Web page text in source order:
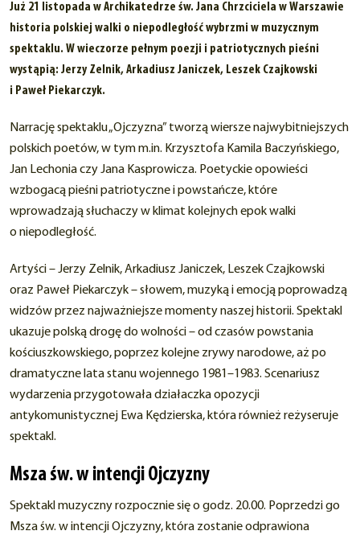
Już 21 listopada w Archikatedrze św. Jana Chrzciciela w Warszawie
historia polskiej walki o niepodległość wybrzmi w muzycznym
spektaklu. W wieczorze pełnym poezji i patriotycznych pieśni
wystąpią: Jerzy Zelnik, Arkadiusz Janiczek, Leszek Czajkowski
i Paweł Piekarczyk.
Narrację spektaklu „Ojczyzna” tworzą wiersze najwybitniejszych
polskich poetów, w tym m.in. Krzysztofa Kamila Baczyńskiego,
Jan Lechonia czy Jana Kasprowicza. Poetyckie opowieści
wzbogacą pieśni patriotyczne i powstańcze, które
wprowadzają słuchaczy w klimat kolejnych epok walki
o niepodległość.
Artyści – Jerzy Zelnik, Arkadiusz Janiczek, Leszek Czajkowski
oraz Paweł Piekarczyk – słowem, muzyką i emocją poprowadzą
widzów przez najważniejsze momenty naszej historii. Spektakl
ukazuje polską drogę do wolności – od czasów powstania
kościuszkowskiego, poprzez kolejne zrywy narodowe, aż po
dramatyczne lata stanu wojennego 1981–1983. Scenariusz
wydarzenia przygotowała działaczka opozycji
antykomunistycznej Ewa Kędzierska, która również reżyseruje
spektakl.
Msza św. w intencji Ojczyzny
Spektakl muzyczny rozpocznie się o godz. 20.00. Poprzedzi go
Msza św. w intencji Ojczyzny, która zostanie odprawiona